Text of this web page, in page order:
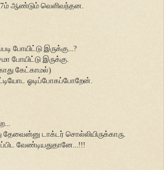
ஆண்டும் வெளிவந்தன.
போயிட்டு இருக்கு...?
போயிட்டு இருக்கு.
கேட்காமல்)
ஓடிப்போகப்போறேன்.
டாக்டர் சொல்லியிருக்காரு.
வேண்டியதுதானே...!!!